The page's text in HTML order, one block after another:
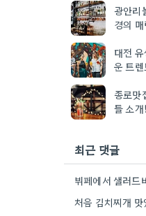
광안리
경의 매
대전
운 트
종로맛
들 소개!
최근 댓글